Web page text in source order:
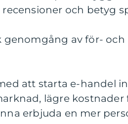
recensioner och betyg
genomgång av för-
att starta e-handel
lägre
erbjuda en mer